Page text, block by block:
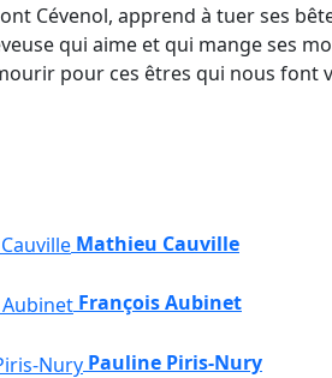
Cévenol, apprend à tuer ses
qui aime et qui mange ses
pour ces êtres qui nous font
Mathieu Cauville
François Aubinet
Pauline Piris-Nury